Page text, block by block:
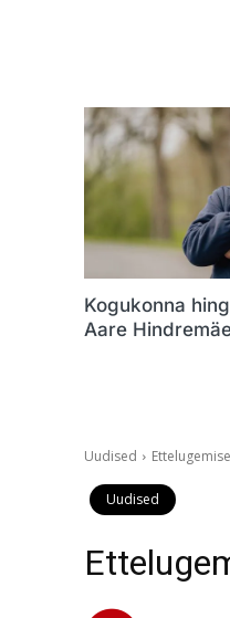
Kogukonna
Aare